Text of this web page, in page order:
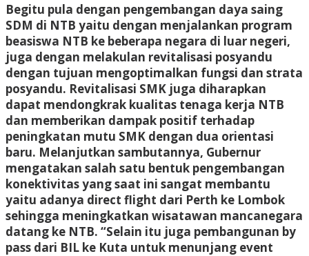
Begitu pula dengan pengembangan daya saing
SDM di NTB yaitu dengan menjalankan program
beasiswa NTB ke beberapa negara di luar negeri,
juga dengan melakulan revitalisasi posyandu
dengan tujuan mengoptimalkan fungsi dan strata
posyandu. Revitalisasi SMK juga diharapkan
dapat mendongkrak kualitas tenaga kerja NTB
dan memberikan dampak positif terhadap
peningkatan mutu SMK dengan dua orientasi
baru. Melanjutkan sambutannya, Gubernur
mengatakan salah satu bentuk pengembangan
konektivitas yang saat ini sangat membantu
yaitu adanya direct flight dari Perth ke Lombok
sehingga meningkatkan wisatawan mancanegara
datang ke NTB. “Selain itu juga pembangunan by
pass dari BIL ke Kuta untuk menunjang event